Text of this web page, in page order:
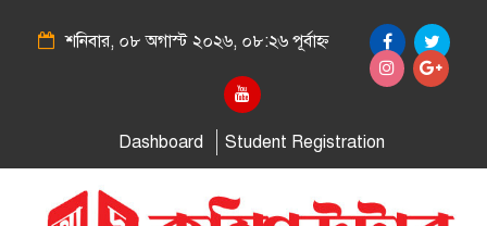
শনিবার, ০৮ অগাস্ট ২০২৬, ০৮:২৬ পূর্বাহ্ন
Dashboard Student Registration